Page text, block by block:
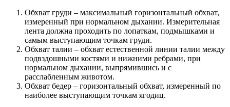
Обхват груди – максимальный горизонтальный обхват,
измеренный при нормальном дыхании. Измерительная
лента должна проходить по лопаткам, подмышками и
самым выступающим точкам груди.
Обхват талии – обхват естественной линии талии между
подвздошными костями и нижними ребрами, при
нормальном дыхании, выпрямившись и с
расслабленным животом.
Обхват бедер – горизонтальный обхват, измеренный по
наиболее выступающим точкам ягодиц.